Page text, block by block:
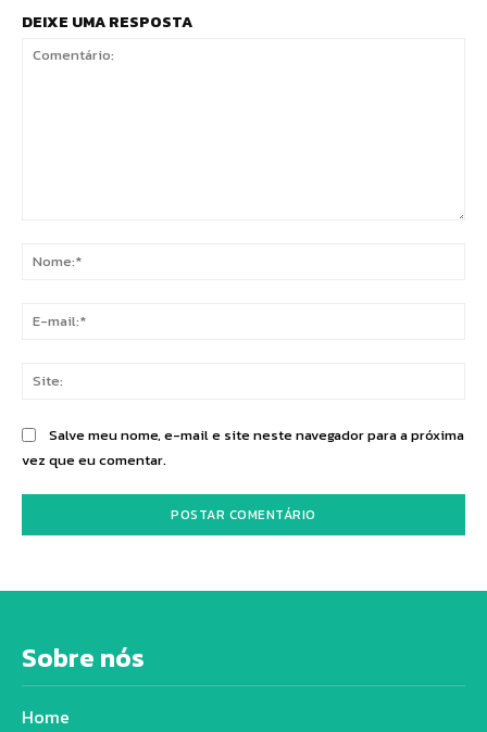
DEIXE UMA RESPOSTA
Salve meu nome, e-mail e site neste navegador para a próxima
vez que eu comentar.
Sobre nós
Home